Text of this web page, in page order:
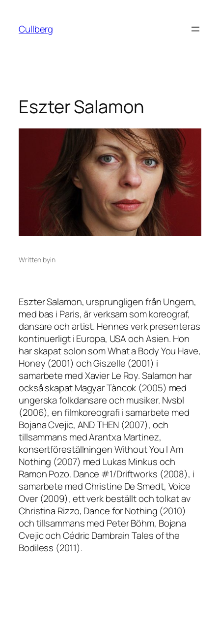
content
Cullberg
Eszter Salamon
Written byin
Eszter Salamon, ursprungligen från Ungern,
med bas i Paris, är verksam som koreograf,
dansare och artist. Hennes verk presenteras
kontinuerligt i Europa, USA och Asien. Hon
har skapat solon som What a Body You Have,
Honey (2001) och Giszelle (2001) i
samarbete med Xavier Le Roy. Salamon har
också skapat Magyar Tàncok (2005) med
ungerska folkdansare och musiker. Nvsbl
(2006), en filmkoreografi i samarbete med
Bojana Cvejic, AND THEN (2007), och
tillsammans med Arantxa Martinez,
konsertföreställningen Without You I Am
Nothing (2007) med Lukas Minkus och
Ramon Pozo. Dance #1/Driftworks (2008), i
samarbete med Christine De Smedt, Voice
Over (2009), ett verk beställt och tolkat av
Christina Rizzo, Dance for Nothing (2010)
och tillsammans med Peter Böhm, Bojana
Cvejic och Cédric Dambrain Tales of the
Bodiless (2011).